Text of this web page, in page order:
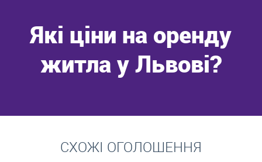
Які ціни на оренду
житла у Львові?
СХОЖІ ОГОЛОШЕННЯ